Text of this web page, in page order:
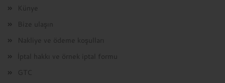
Künye
Bize ulaşın
Nakliye ve ödeme koşulları
İptal hakkı ve örnek iptal formu
GTC